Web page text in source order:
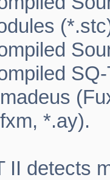
*.ay).
II detects